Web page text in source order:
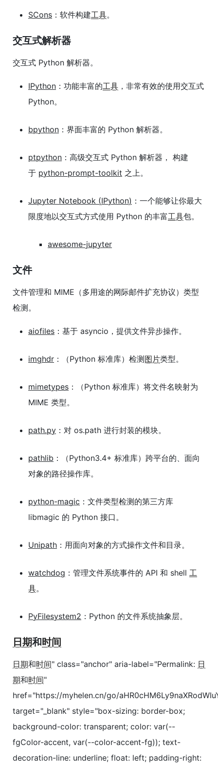
SCons ：软件构建工具。
交互式解析器
交互式 Python 解析器。
IPython ：功能丰富的工具 ，非常有效的使用交互式
Python。
bpython ：界面丰富的 Python 解析器。
ptpython ：高级交互式 Python 解析器， 构建
于 python-prompt-toolkit 之上。
Jupyter Notebook (IPython) ：一个能够让你最大
限度地以交互式方式使用 Python 的丰富工具包。
awesome-jupyter
文件
文件管理和 MIME（多用途的网际邮件扩充协议）类型
检测。
aiofiles ：基于 asyncio，提供文件异步操作。
imghdr ：（Python 标准库）检测图片类型。
mimetypes ：（Python 标准库）将文件名映射为
MIME 类型。
path.py ：对 os.path 进行封装的模块。
pathlib ：（Python3.4+ 标准库）跨平台的、面向
对象的路径操作库。
python-magic ：文件类型检测的第三方库
libmagic 的 Python 接口。
Unipath ：用面向对象的方式操作文件和目录。
watchdog ：管理文件系统事件的 API 和 shell 工
具。
PyFilesystem2 ：Python 的文件系统抽象层。
日期和时间
日期和时间" class="anchor" aria-label="Permalink: 日
期和时间"
href="https://myhelen.cn/go/
target="_blank" style="box-sizing: border-box;
background-color: transparent; color: var(--
fgColor-accent, var(--color-accent-fg)); text-
decoration-line: underline; float: left; padding-right: